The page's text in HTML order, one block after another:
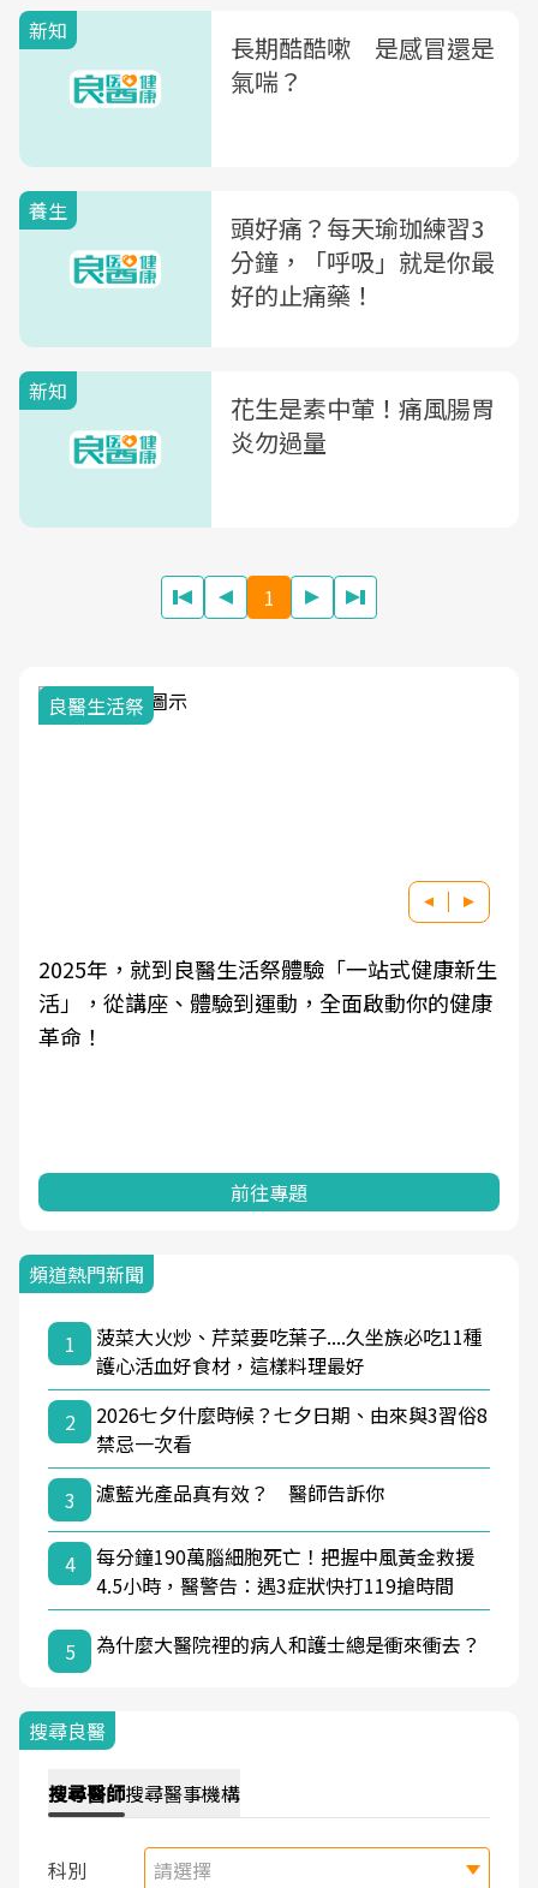
新知
長期酷酷嗽 是感冒還是
氣喘？
養生
頭好痛？每天瑜珈練習3
分鐘，「呼吸」就是你最
好的止痛藥！
新知
花生是素中葷！痛風腸胃
炎勿過量
1
良醫生活祭
2025年，就到良醫生活祭體驗「一站式健康新生
活」，從講座、體驗到運動，全面啟動你的健康
革命！
前往專題
頻道熱門新聞
1
菠菜大火炒、芹菜要吃葉子....久坐族必吃11種
護心活血好食材，這樣料理最好
2
2026七夕什麼時候？七夕日期、由來與3習俗8
禁忌一次看
3
濾藍光產品真有效？ 醫師告訴你
4
每分鐘190萬腦細胞死亡！把握中風黃金救援
4.5小時，醫警告：遇3症狀快打119搶時間
5 為什麼大醫院裡的病人和護士總是衝來衝去？
搜尋良醫
搜尋醫師搜尋醫事機構
科別 請選擇